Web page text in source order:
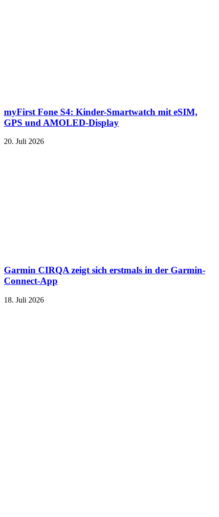
myFirst Fone S4: Kinder-Smartwatch mit eSIM,
GPS und AMOLED-Display
20. Juli 2026
Garmin CIRQA zeigt sich erstmals in der Garmin-
Connect-App
18. Juli 2026